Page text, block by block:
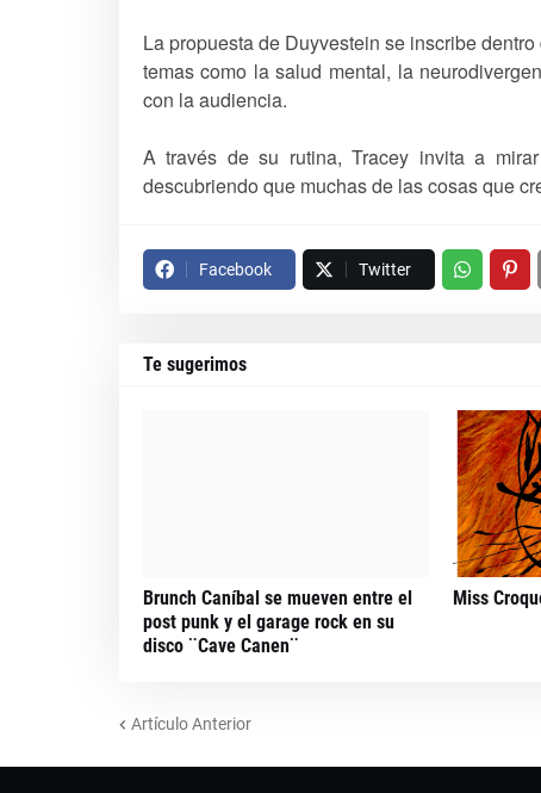
La propuesta de Duyvestein se inscribe
temas como la salud mental, la
con la audiencia.
A través de su rutina, Tracey invita a
descubriendo que muchas de las cosas que
Facebook Twitter
Te sugerimos
Brunch Caníbal se mueven entre el
post punk y el garage rock en su
disco ¨Cave Canen¨
Miss
Artículo Anterior